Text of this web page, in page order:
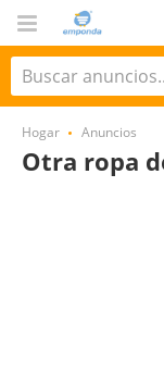
Hogar Anuncios
Otra ropa